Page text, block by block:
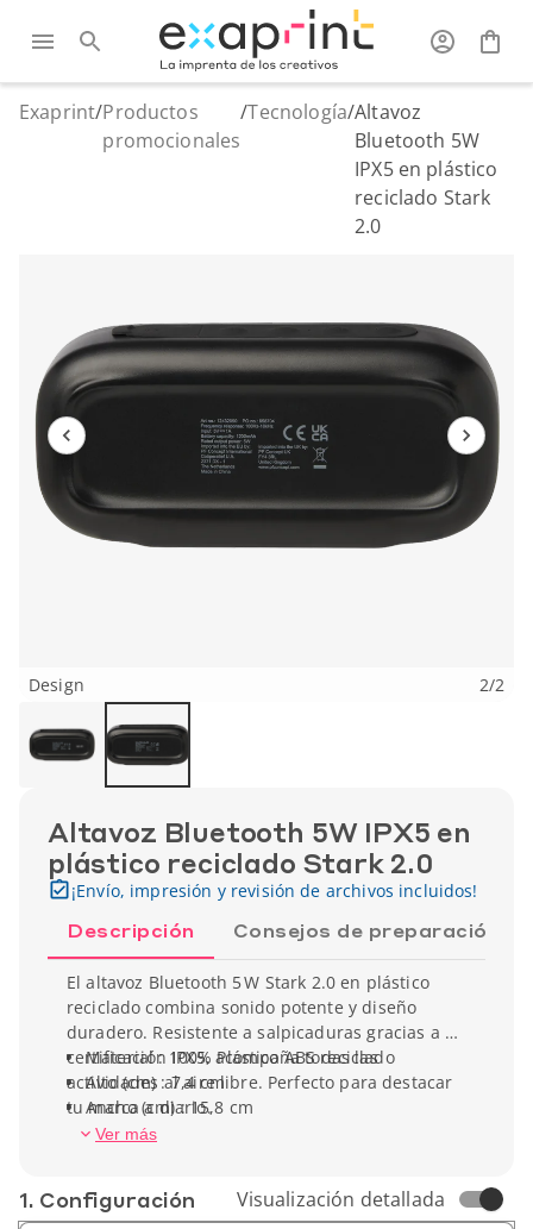
Exaprint/Productos
promocionales
/Tecnología/Altavoz
Bluetooth 5W
IPX5 en plástico
reciclado Stark
2.0
Design 2/2
Altavoz Bluetooth 5W IPX5 en
plástico reciclado Stark 2.0
¡Envío, impresión y revisión de archivos incluidos!
Descripción Consejos de preparación
El altavoz Bluetooth 5 W Stark 2.0 en plástico
reciclado combina sonido potente y diseño
duradero. Resistente a salpicaduras gracias a su
certificación IPX5, acompaña todas las
actividades al aire libre. Perfecto para destacar
tu marca a diario.
Material : 100% Plástico ABS reciclado
Alto (cm) : 7,4 cm
Ancho (cm) : 15,8 cm
Profundidad (cm) : 3,1 cm
Ver más
1. Conf­iguración Visualización detallada